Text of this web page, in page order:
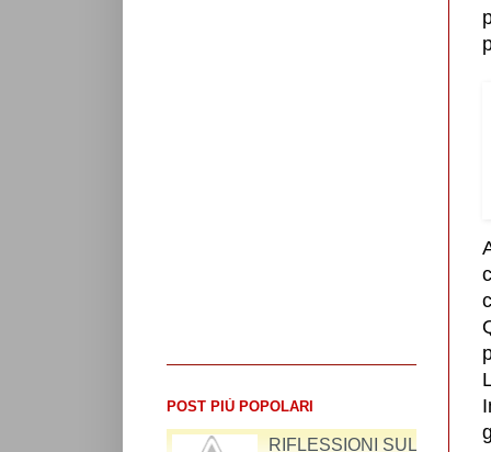
POST PIÙ POPOLARI
LUIGI DI MAIO